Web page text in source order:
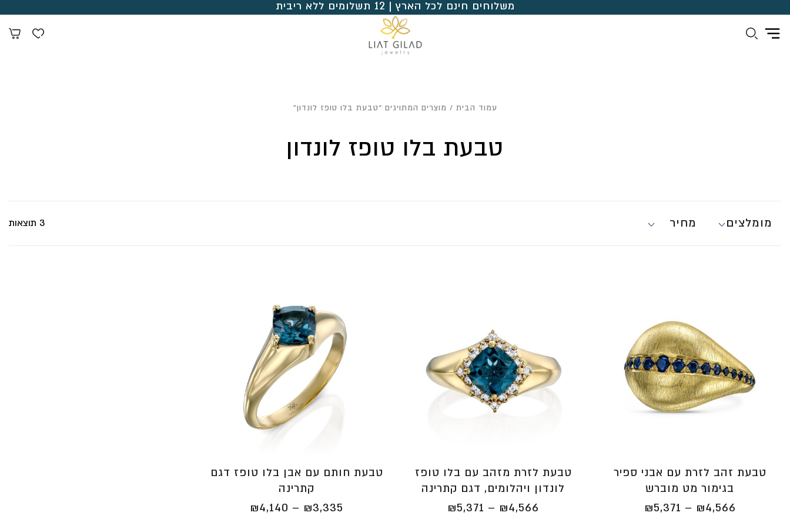
משלוחים חינם לכל הארץ | 12 תשלומים ללא ריבית
עמוד הבית / מוצרים המתויגים “טבעת בלו טופז לונדון”
טבעת בלו טופז לונדון
מומלצים מחיר 3 תוצאות
טבעת זהב לזרת עם אבני ספיר
בגימור מט מוברש
₪4,566
–
₪5,371
טבעת לזרת מזהב עם בלו טופז
לונדון ויהלומים, דגם קתרינה
₪4,566
–
₪5,371
טבעת חותם עם אבן בלו טופז דגם
קתרינה
₪3,335
–
₪4,140